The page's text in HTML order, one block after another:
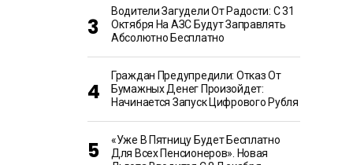
Водители Загудели От Радости: С 31
Октября На АЗС Будут Заправлять
Абсолютно Бесплатно
Граждан Предупредили: Отказ От
Бумажных Денег Произойдет:
Начинается Запуск Цифрового Рубля
«Уже В Пятницу Будет Бесплатно
Для Всех Пенсионеров». Новая